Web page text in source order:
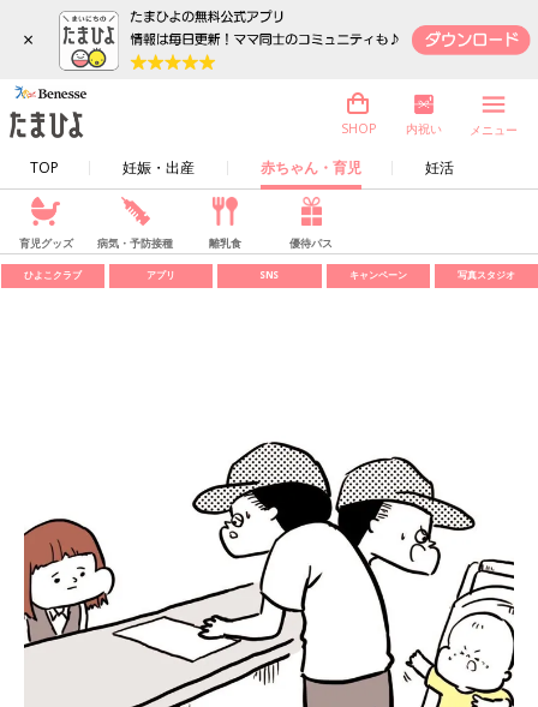
×
TOP 妊娠・出産 赤ちゃん・育児 妊活
SHOP 内祝い メニュー
育児グッズ 病気・予防接種 離乳食 優待パス
ひよこクラブ アプリ SNS キャンペーン 写真スタジオ